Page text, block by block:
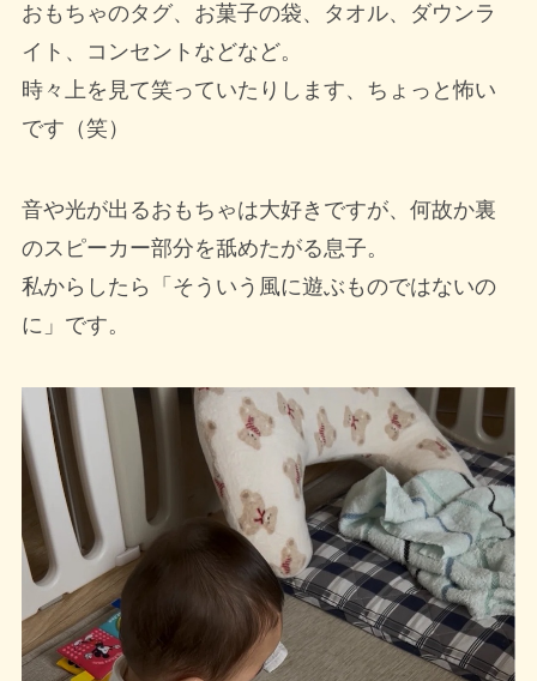
おもちゃのタグ、お菓子の袋、タオル、ダウンラ
イト、コンセントなどなど。
時々上を見て笑っていたりします、ちょっと怖い
です（笑）
音や光が出るおもちゃは大好きですが、何故か裏
のスピーカー部分を舐めたがる息子。
私からしたら「そういう風に遊ぶものではないの
に」です。